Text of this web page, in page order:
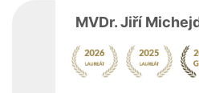
MVDr. Jiří